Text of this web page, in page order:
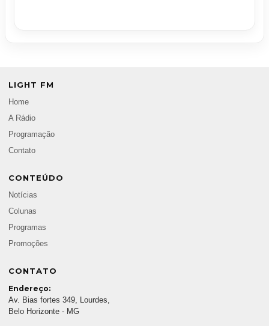
LIGHT FM
Home
A Rádio
Programação
Contato
CONTEÚDO
Notícias
Colunas
Programas
Promoções
CONTATO
Endereço:
Av. Bias fortes 349, Lourdes,
Belo Horizonte - MG